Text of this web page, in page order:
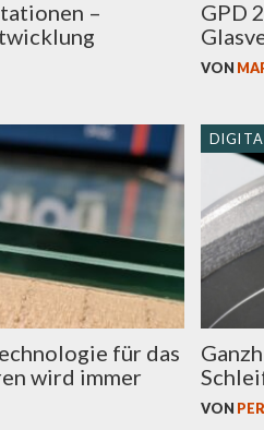
–
GPD
VON
für das
wird immer
VON